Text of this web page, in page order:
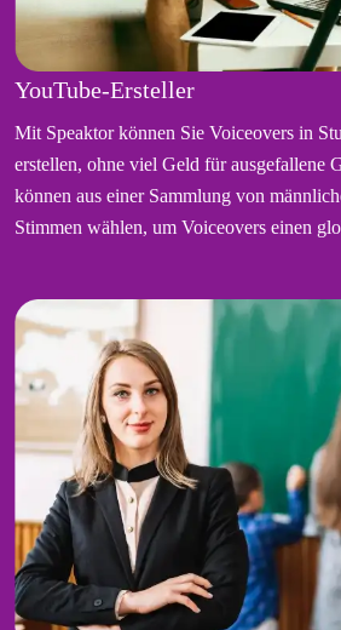
YouTube-Ersteller
Mit Speaktor können Sie Voiceovers in
erstellen, ohne viel Geld für ausgefallene
können aus einer Sammlung von
Stimmen wählen, um Voiceovers einen